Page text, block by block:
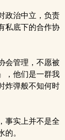
政治中立，负责
私底下的合作协
会管理，不愿被
，他们是一群我
炸弹般不知何时
事实上并不是全
的。